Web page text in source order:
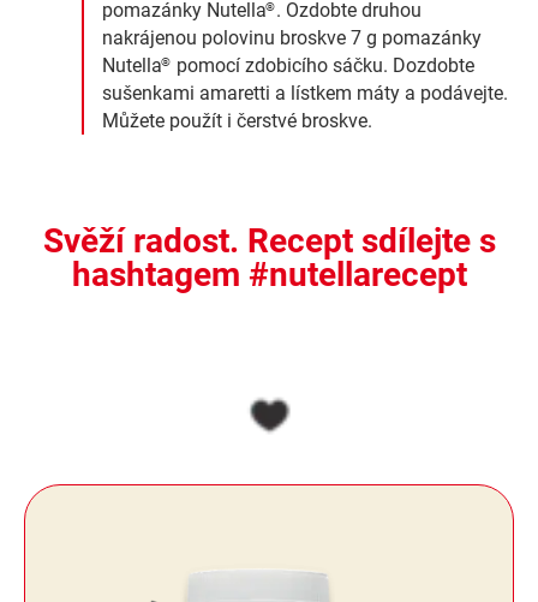
pomazánky Nutella®. Ozdobte druhou
nakrájenou polovinu broskve 7 g pomazánky
Nutella® pomocí zdobicího sáčku. Dozdobte
sušenkami amaretti a lístkem máty a podávejte.
Můžete použít i čerstvé broskve.
Svěží radost. Recept sdílejte s
hashtagem #nutellarecept